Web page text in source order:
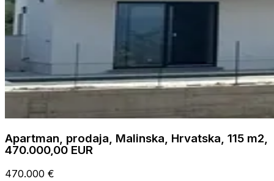
Apartman, prodaja, Malinska, Hrvatska, 115 m2,
470.000,00 EUR
470.000 €